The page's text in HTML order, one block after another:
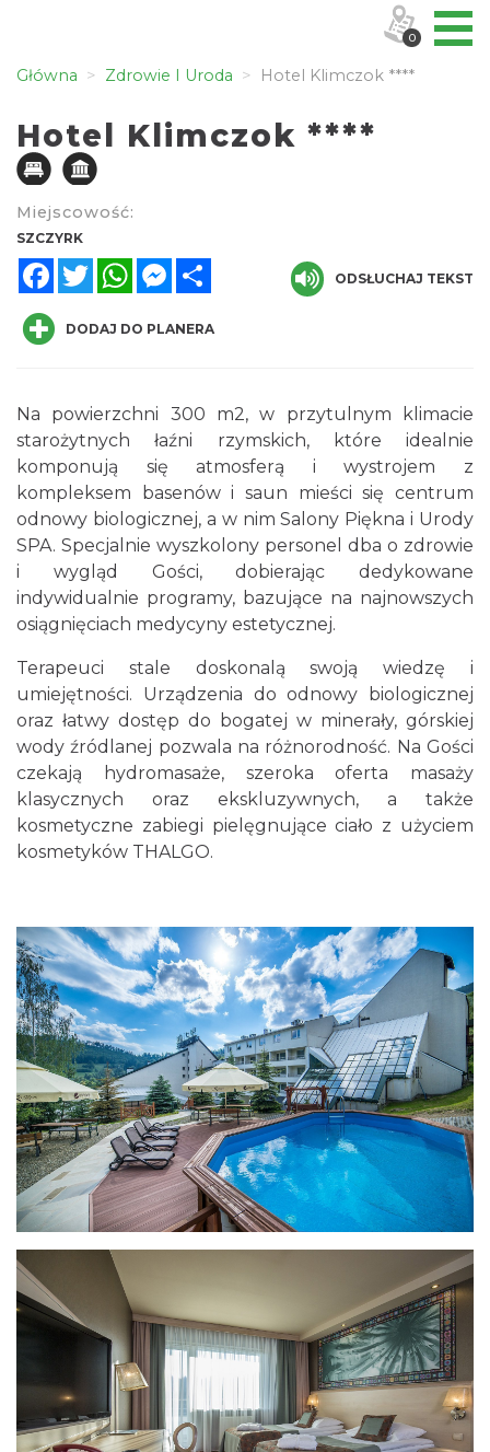
Główna Zdrowie I Uroda Hotel Klimczok ****
Hotel Klimczok ****
Miejscowość:
SZCZYRK
FacebookTwitterWhatsAppMessenger
ODSŁUCHAJ TEKST
DODAJ DO PLANERA
Na powierzchni 300 m2, w przytulnym klimacie
starożytnych łaźni rzymskich, które idealnie
komponują się atmosferą i wystrojem z
kompleksem basenów i saun mieści się centrum
odnowy biologicznej, a w nim Salony Piękna i Urody
SPA. Specjalnie wyszkolony personel dba o zdrowie
i wygląd Gości, dobierając dedykowane
indywidualnie programy, bazujące na najnowszych
osiągnięciach medycyny estetycznej.
Terapeuci stale doskonalą swoją wiedzę i
umiejętności. Urządzenia do odnowy biologicznej
oraz łatwy dostęp do bogatej w minerały, górskiej
wody źródlanej pozwala na różnorodność. Na Gości
czekają hydromasaże, szeroka oferta masaży
klasycznych oraz ekskluzywnych, a także
kosmetyczne zabiegi pielęgnujące ciało z użyciem
kosmetyków THALGO.
0